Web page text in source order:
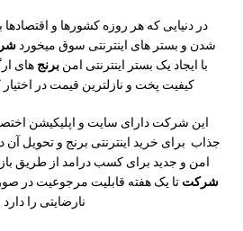
در دنیایی که هر روزه کشورها و
شدن و بستر های اینترنتی سوق میخورد
با ایجاد یک بستر اینترنتی امنبرنج های
کیفیت پخت و نازلترین قیمت در
این شرکت دارای سایت و اپلیکیشن
جذاب برای خرید اینترنتی برنج و تحویل
امن و جدید برای کسب درامد از طریق
شرکت تا یک هفته قابلیت مرجوعیت در
نارضایتی را دارد .